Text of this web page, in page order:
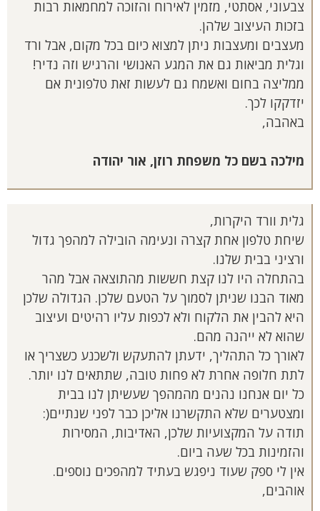
צבעוני, אסתטי, מזמין לאירוח והזוכה למחמאות רבות
בזכות העיצוב שלהן.
מעצבים ומעצבות ניתן למצוא כיום בכל מקום, אבל ורד
וגלית מביאות גם את המגע האנושי והרגיש וזה נדיר!
ממליצה בחום ואשמח גם לעשות זאת טלפונית אם
יזדקקו לכך.
באהבה,
מילכה בשם כל משפחת רוזן, אור יהודה
גלית וורד היקרות,
שיחת טלפון אחת קצרה ונעימה הובילה למהפך גדול
ורציני בבית שלנו.
בהתחלה היו לנו קצת חששות מהתוצאה אבל מהר
מאוד הבנו שניתן לסמוך על הטעם שלכן. הגדולה שלכן
היא להבין את הלקוח ולא לכפות עליו רהיטים ועיצוב
שהוא לא ייהנה מהם.
לאורך כל התהליך, ידעתן להתעקש ולשכנע כשצריך או
לתת חלופה אחרת לא פחות טובה, שתתאים לנו יותר.
כל יום אנחנו נהנים מהמהפך שעשיתן לנו בבית
ומצטערים שלא התקשרנו אליכן כבר לפני שנתיים(:
תודה על המקצועיות שלכן, האדיבות, המסירות
והזמינות בכל שעה ביום.
אין לי ספק שעוד ניפגש בעתיד למהפכים נוספים.
אוהבים,